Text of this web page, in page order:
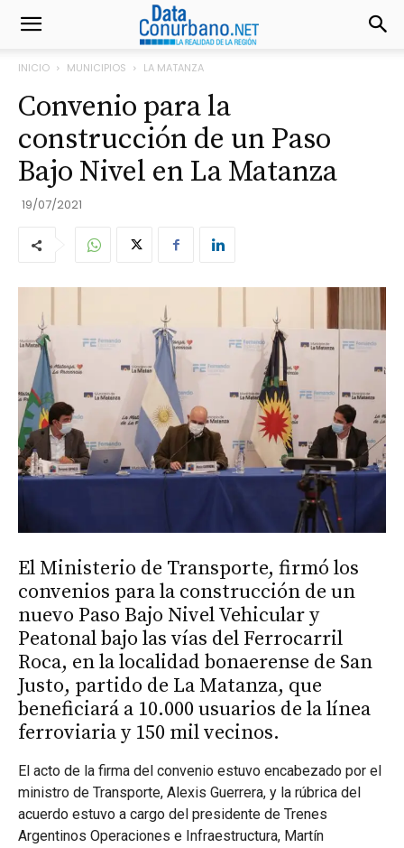
INICIO MUNICIPIOS LA MATANZA
Convenio para la
construcción de un Paso
Bajo Nivel en La Matanza
19/07/2021
El Ministerio de Transporte, firmó los
convenios para la construcción de un
nuevo Paso Bajo Nivel Vehicular y
Peatonal bajo las vías del Ferrocarril
Roca, en la localidad bonaerense de San
Justo, partido de La Matanza, que
beneficiará a 10.000 usuarios de la línea
ferroviaria y 150 mil vecinos.
El acto de la firma del convenio estuvo encabezado por el
ministro de Transporte, Alexis Guerrera, y la rúbrica del
acuerdo estuvo a cargo del presidente de Trenes
Argentinos Operaciones e Infraestructura, Martín